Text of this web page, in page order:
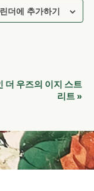
더에 추가하기
더 우즈의 이지 스트
리트 »